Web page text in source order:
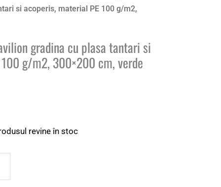
si acoperis, material PE 100 g/m2,
gradina cu plasa tantari si
g/m2, 300×200 cm, verde
revine în stoc